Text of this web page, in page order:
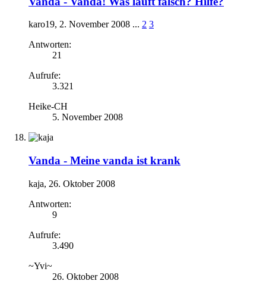
karo19, 2. November 2008 ... 2 3
Antworten:
21
Aufrufe:
3.321
Heike-CH
5. November 2008
Vanda - Meine vanda ist krank
kaja, 26. Oktober 2008
Antworten:
9
Aufrufe:
3.490
~Yvi~
26. Oktober 2008